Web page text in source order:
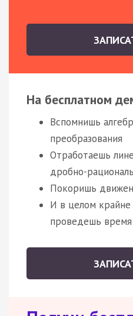
На бесплатном
Вспомнишь
преобразования
Отработаешь
дробно-
Покоришь
И в целом
проведешь время